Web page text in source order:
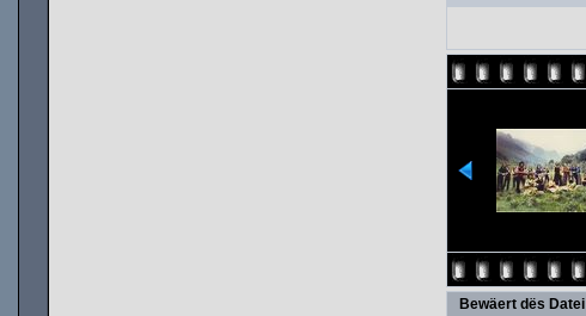
Bewäert dës Datei